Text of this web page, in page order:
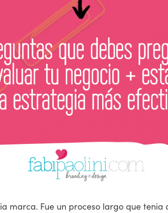
marca. Fue un proceso largo que